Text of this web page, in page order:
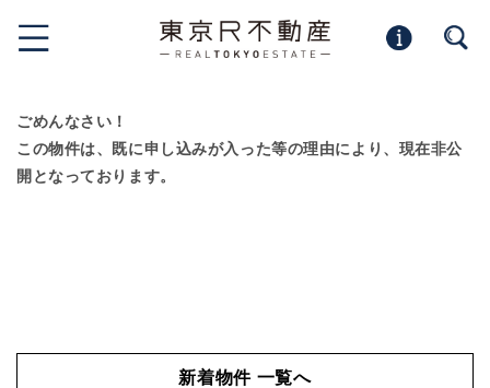
ごめんなさい！
この物件は、既に申し込みが入った等の理由により、現在非公
開となっております。
新着物件 一覧へ